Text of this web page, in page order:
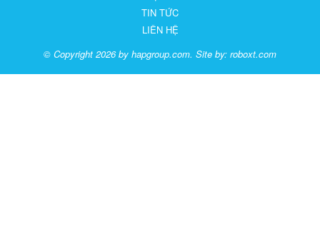
TIN TỨC
LIÊN HỆ
© Copyright 2026 by hapgroup.com. Site by: roboxt.com